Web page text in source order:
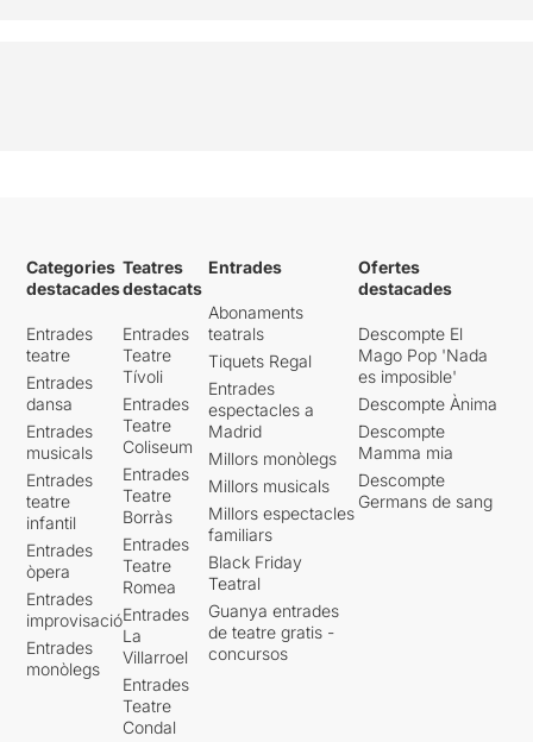
Categories
destacades
Entrades
teatre
Entrades
dansa
Entrades
musicals
Entrades
teatre
infantil
Entrades
òpera
Entrades
improvisació
Entrades
monòlegs
Teatres
destacats
Entrades
Teatre
Tívoli
Entrades
Teatre
Coliseum
Entrades
Teatre
Borràs
Entrades
Teatre
Romea
Entrades
La
Villarroel
Entrades
Teatre
Condal
Entrades
Abonaments
teatrals
Tiquets Regal
Entrades
espectacles a
Madrid
Millors monòlegs
Millors musicals
Millors espectacles
familiars
Black Friday
Teatral
Guanya entrades
de teatre gratis -
concursos
Ofertes
destacades
Descompte El
Mago Pop 'Nada
es imposible'
Descompte Ànima
Descompte
Mamma mia
Descompte
Germans de sang